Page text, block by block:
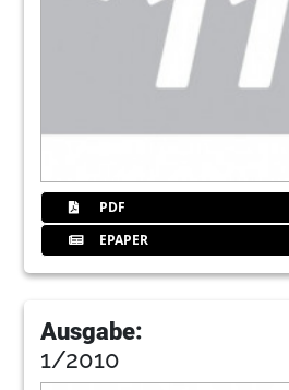
PDF
EPAPER
Ausgabe:
1/2010